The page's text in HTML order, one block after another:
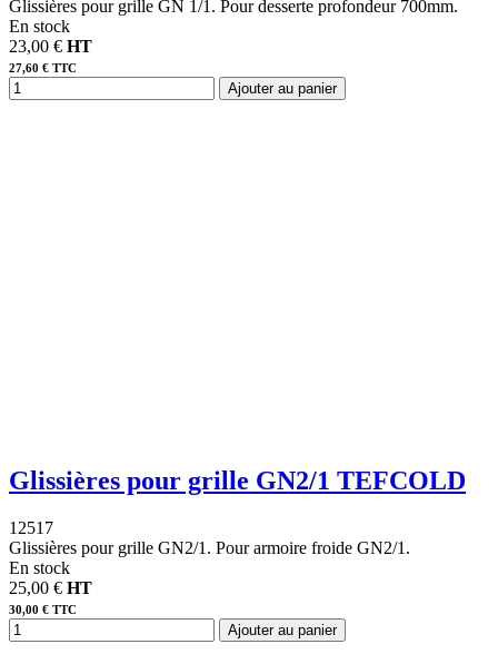
Glissières pour grille GN 1/1. Pour desserte profondeur 700mm.
En stock
23,00 € HT
27,60 € TTC
Ajouter au panier
Glissières pour grille GN2/1 TEFCOLD
12517
Glissières pour grille GN2/1. Pour armoire froide GN2/1.
En stock
25,00 € HT
30,00 € TTC
Ajouter au panier